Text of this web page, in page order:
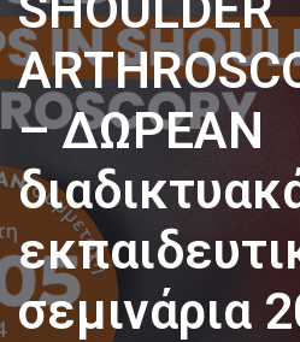
– ΔΩΡΕΑΝ
σεμινάρια